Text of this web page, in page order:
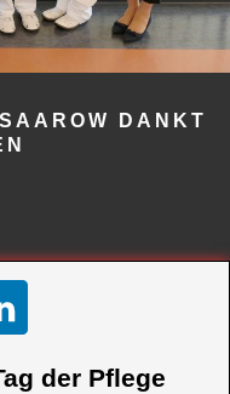
DANKT
der Pflege